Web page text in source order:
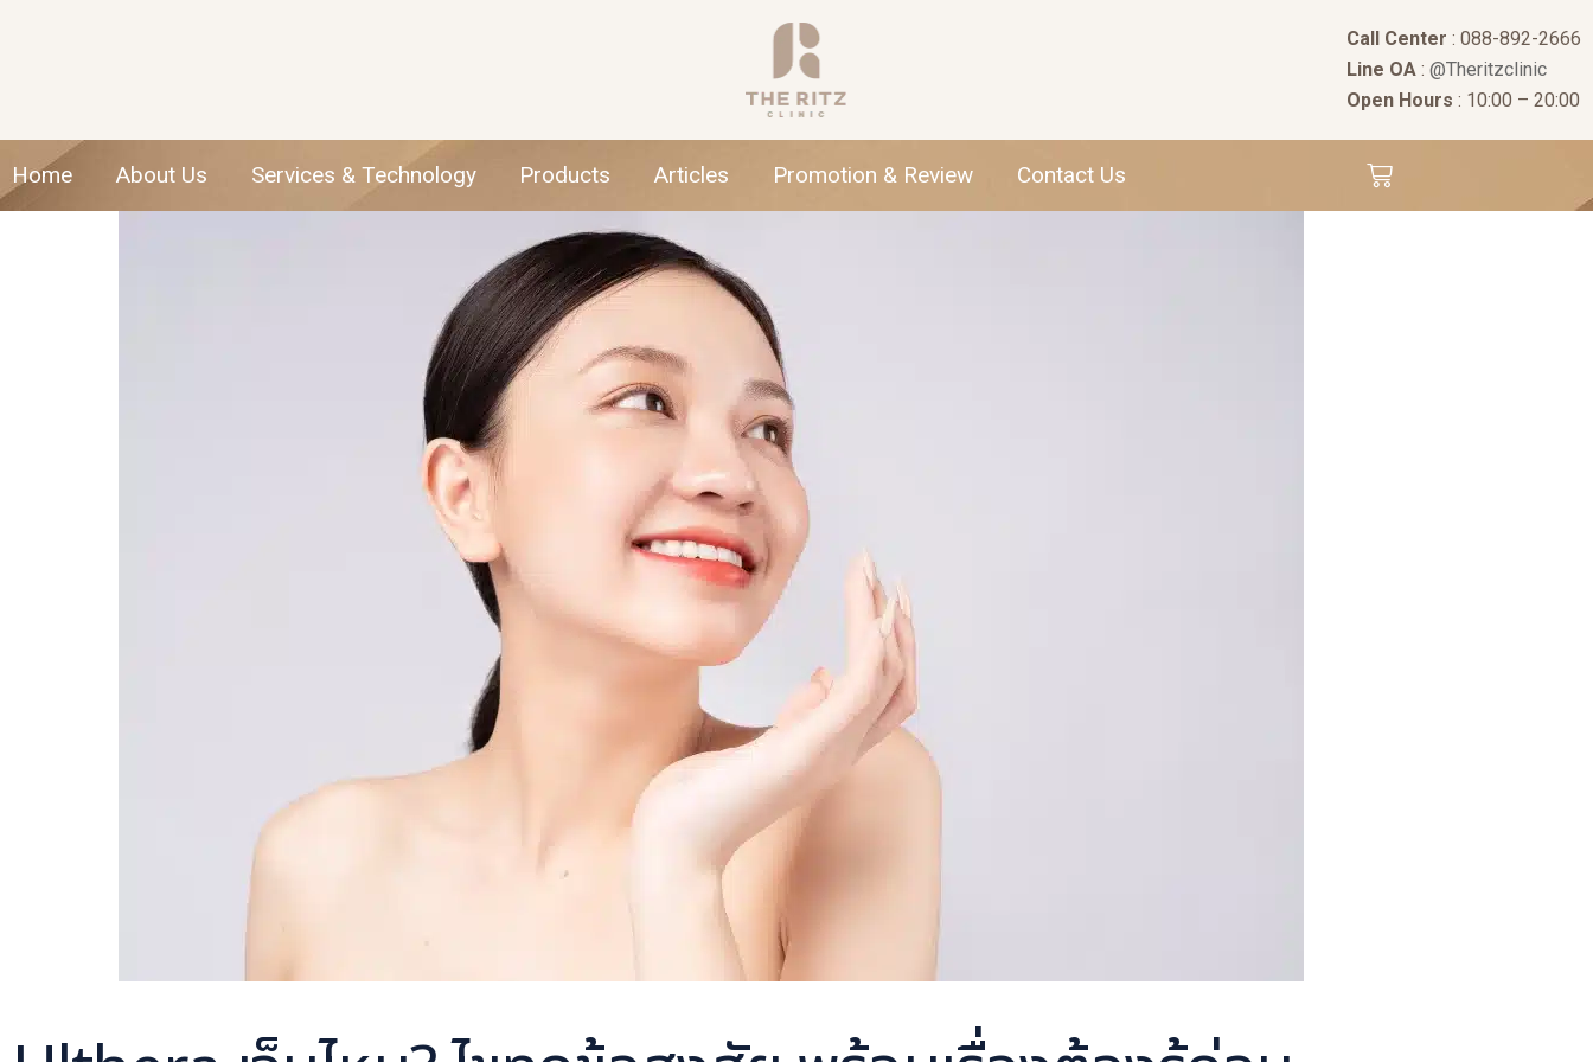
Call Center : 088-892-2666
Line OA: @Theritzclinic
Open Hours : 10:00 – 20:00
Home About Us Services & Technology Products Articles Promotion & Review Contact Us